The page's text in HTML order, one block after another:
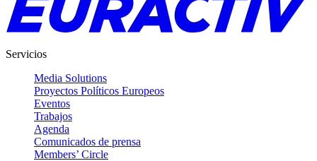
Servicios
Media Solutions
Proyectos Políticos Europeos
Eventos
Trabajos
Agenda
Comunicados de prensa
Members’ Circle